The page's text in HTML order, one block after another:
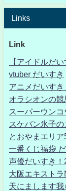
Links
Link
【アイドルだ
vtuber だいすき
アニメだいすき
オラシオンの競
スーパーウン
スケバン氷子の
とおやまエリア
一番くじ福袋
声優だいすき
大阪エキスト
天にまします